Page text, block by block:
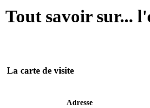
Tout savoir sur...
La carte de visite
Adresse